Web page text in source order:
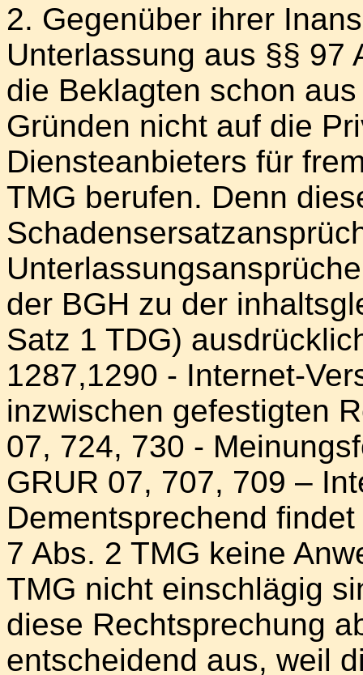
2. Gegenüber ihrer
Unterlassung aus §§ 97
die Beklagten schon
Gründen nicht auf die
Diensteanbieters für
TMG berufen. Denn
der BGH zu der
Satz 1 TDG)
1287,1290 - Internet-
inzwischen gefestigten
07, 724, 730 -
GRUR 07, 707, 709 –
Dementsprechend
7 Abs. 2 TMG keine
TMG nicht einschlägig
diese Rechtsprechung
entscheidend aus, weil